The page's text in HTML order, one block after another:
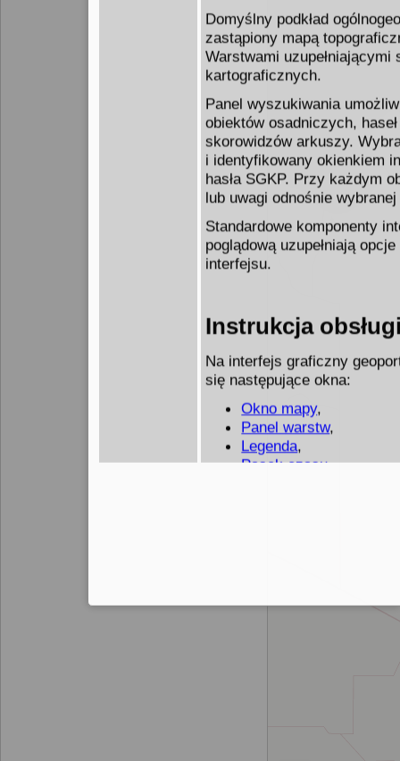
Domyślny podkład
zastąpiony mapą
Warstwami
kartograficznych.
Panel wyszukiwania
obiektów osadniczych,
skorowidzów arkuszy.
i identyfikowany okienkiem
hasła SGKP. Przy każdym
lub uwagi odnośnie
Standardowe komponenty
poglądową uzupełniają
interfejsu.
Instrukcja
Na interfejs graficzny
się następujące okna:
Okno mapy,
Panel warstw,
Legenda,
Pasek czasu,